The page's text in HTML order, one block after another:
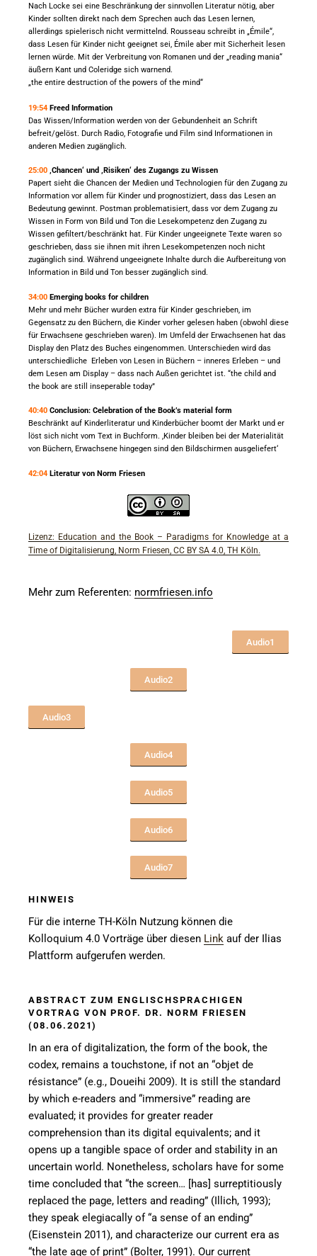
Nach Locke sei eine Beschränkung der sinnvollen Literatur nötig, aber
Kinder sollten direkt nach dem Sprechen auch das Lesen lernen,
allerdings spielerisch nicht vermittelnd. Rousseau schreibt in „Émile“,
dass Lesen für Kinder nicht geeignet sei, Émile aber mit Sicherheit lesen
lernen würde. Mit der Verbreitung von Romanen und der „reading mania“
äußern Kant und Coleridge sich warnend.
„the entire destruction of the powers of the mind“
19:54 Freed Information
Das Wissen/Information werden von der Gebundenheit an Schrift
befreit/gelöst. Durch Radio, Fotografie und Film sind Informationen in
anderen Medien zugänglich.
25:00 ‚Chancen‘ und ‚Risiken‘ des Zugangs zu Wissen
Papert sieht die Chancen der Medien und Technologien für den Zugang zu
Information vor allem für Kinder und prognostiziert, dass das Lesen an
Bedeutung gewinnt. Postman problematisiert, dass vor dem Zugang zu
Wissen in Form von Bild und Ton die Lesekompetenz den Zugang zu
Wissen gefiltert/beschränkt hat. Für Kinder ungeeignete Texte waren so
geschrieben, dass sie ihnen mit ihren Lesekompetenzen noch nicht
zugänglich sind. Während ungeeignete Inhalte durch die Aufbereitung von
Information in Bild und Ton besser zugänglich sind.
34:00 Emerging books for children
Mehr und mehr Bücher wurden extra für Kinder geschrieben, im
Gegensatz zu den Büchern, die Kinder vorher gelesen haben (obwohl diese
für Erwachsene geschrieben waren). Im Umfeld der Erwachsenen hat das
Display den Platz des Buches eingenommen. Unterschieden wird das
unterschiedliche Erleben von Lesen in Büchern – inneres Erleben – und
dem Lesen am Display – dass nach Außen gerichtet ist. “the child and
the book are still inseperable today”
40:40 Conclusion: Celebration of the Book’s material form
Beschränkt auf Kinderliteratur und Kinderbücher boomt der Markt und er
löst sich nicht vom Text in Buchform. ‚Kinder bleiben bei der Materialität
von Büchern, Erwachsene hingegen sind den Bildschirmen ausgeliefert‘
42:04 Literatur von Norm Friesen
Lizenz: Education and the Book – Paradigms for Knowledge at a
Time of Digitalisierung, Norm Friesen, CC BY SA 4.0, TH Köln.
Mehr zum Referenten: normfriesen.info
Audio1
Audio2
Audio3
Audio4
Audio5
Audio6
Audio7
HINWEIS
Für die interne TH-Köln Nutzung können die
Kolloquium 4.0 Vorträge über diesen Link auf der Ilias
Plattform aufgerufen werden.
ABSTRACT ZUM ENGLISCHSPRACHIGEN
VORTRAG VON PROF. DR. NORM FRIESEN
(08.06.2021)
In an era of digitalization, the form of the book, the
codex, remains a touchstone, if not an “objet de
résistance” (e.g., Doueihi 2009). It is still the standard
by which e-readers and “immersive” reading are
evaluated; it provides for greater reader
comprehension than its digital equivalents; and it
opens up a tangible space of order and stability in an
uncertain world. Nonetheless, scholars have for some
time concluded that “the screen… [has] surreptitiously
replaced the page, letters and reading” (Illich, 1993);
they speak elegiacally of “a sense of an ending”
(Eisenstein 2011), and characterize our current era as
“the late age of print” (Bolter, 1991). Our current